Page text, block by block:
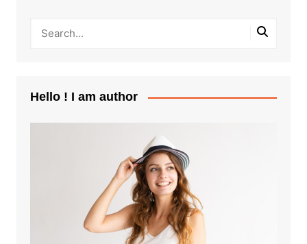
Hello ! I am author